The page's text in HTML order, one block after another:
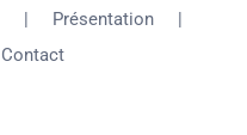
Présentation
Contact